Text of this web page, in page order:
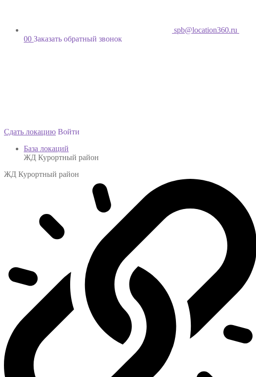
spb@location360.ru
00 Заказать обратный звонок
Сдать локацию Войти
База локаций
ЖД Курортный район
ЖД Курортный район